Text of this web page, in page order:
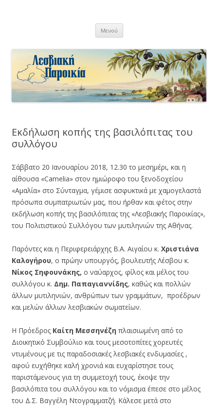
Μενού Μετάβαση
περιεχόμενο
Εκδήλωση κοπής της βασιλόπιτας του
συλλόγου
Σάββατο 20 Ιανουαρίου 2018, 12.30 το μεσημέρι, και η
αίθουσα «Camelia» στον ημιώροφο του ξενοδοχείου
«Αμαλία» στο Σύνταγμα, γέμισε ασφυκτικά με χαμογελαστά
πρόσωπα συμπατριωτών μας, που ήρθαν και φέτος στην
εκδήλωση κοπής της βασιλόπιτας της «Λεσβιακής Παροικίας»,
του Πολιτιστικού Συλλόγου των μυτιληνιών της Αθήνας.
Παρόντες και η Περιφερειάρχης Β.Α. Αιγαίου κ. Χριστιάνα
Καλογήρου, ο πρώην υπουργός, βουλευτής Λέσβου κ.
Νίκος Σηφουνάκης, ο ναύαρχος, φίλος και μέλος του
συλλόγου κ. Δημ. Παπαγιαννίδης, καθώς και πολλών
άλλων μυτιληνιών, ανθρώπων των γραμμάτων, προέδρων
και μελών άλλων λεσβιακών σωματείων.
Η Πρόεδρος Καίτη Μεσσηνέζη πλαισιωμένη από το
Διοικητικό Συμβούλιο και τους μεσοτοπίτες χορευτές
ντυμένους με τις παραδοσιακές λεσβιακές ενδυμασίες ,
αφού ευχήθηκε καλή χρονιά και ευχαρίστησε τους
παριστάμενους για τη συμμετοχή τους, έκοψε την
βασιλόπιτα του συλλόγου και το νόμισμα έπεσε στο μέλος
του Δ.Σ. Βαγγέλη Ντογραμματζή. Κάλεσε μετά στο